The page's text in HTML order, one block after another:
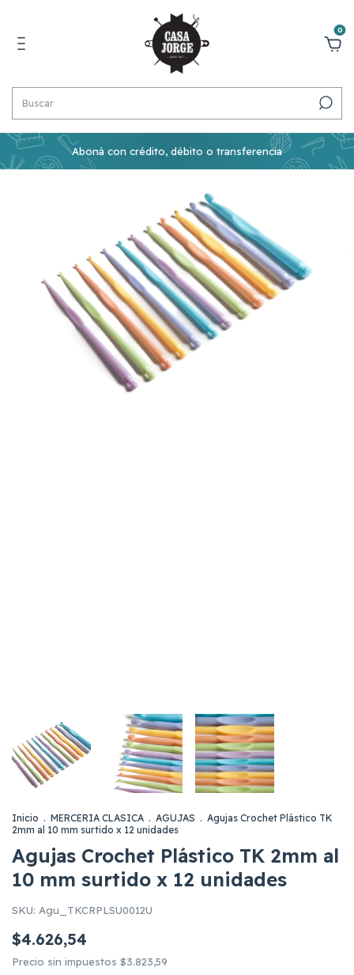
0
Aboná con crédito, débito o transferencia
Inicio . MERCERIA CLASICA . AGUJAS . Agujas Crochet Plástico TK
2mm al 10 mm surtido x 12 unidades
Agujas Crochet Plástico TK 2mm al
10 mm surtido x 12 unidades
SKU: Agu_TKCRPLSU0012U
$4.626,54
Precio sin impuestos $3.823,59